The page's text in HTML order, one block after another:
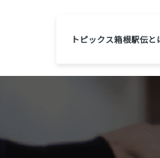
トピックス箱根駅伝と